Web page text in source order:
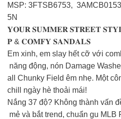
MSP: 3FTSB6753,
5N
𝐘𝐎𝐔𝐑 𝐒𝐔𝐌𝐌𝐄𝐑 𝐒𝐓𝐑𝐄𝐄𝐓
𝐏 & 𝐂𝐎𝐌𝐅𝐘 𝐒𝐀𝐍𝐃𝐀𝐋𝐒
Em xinh, em slay hết cỡ với
năng động, nón Damage
all Chunky Field êm nhẹ. Một
chill ngày hè thoải mái! ️
Nắng 37 độ? Không thành vấn
mẻ và bắt trend, chuẩn gu MLB